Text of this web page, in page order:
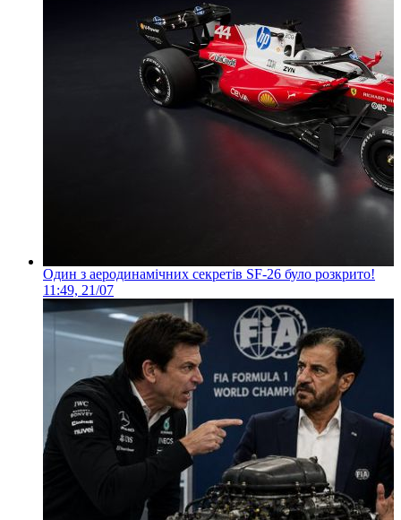
Один з аеродинамічних секретів SF-26 було розкрито!
11:49, 21/07